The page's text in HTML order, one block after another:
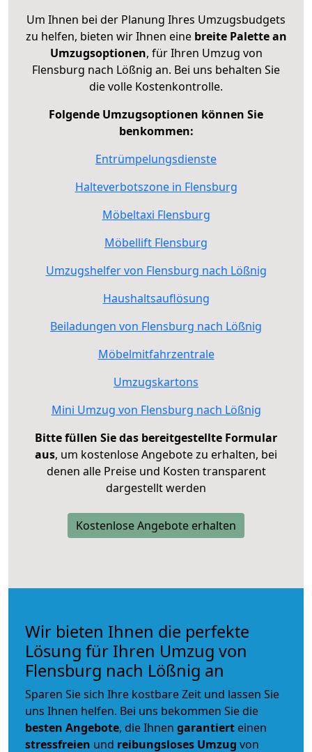
Um Ihnen bei der Planung Ihres Umzugsbudgets
zu helfen, bieten wir Ihnen eine breite Palette an
Umzugsoptionen, für Ihren Umzug von
Flensburg nach Lößnig an. Bei uns behalten Sie
die volle Kostenkontrolle.
Folgende Umzugsoptionen können Sie
benkommen:
Entrümpelungsdienste
Halteverbotszone in Flensburg
Möbeltaxi Flensburg
Möbellift Flensburg
Umzugshelfer von Flensburg nach Lößnig
Haushaltsauflösung
Beiladungen von Flensburg nach Lößnig
Möbelmitfahrzentrale
Umzugskartons
Mini Umzug von Flensburg nach Lößnig
Bitte füllen Sie das bereitgestellte Formular
aus, um kostenlose Angebote zu erhalten, bei
denen alle Preise und Kosten transparent
dargestellt werden
Kostenlose Angebote erhalten
Wir bieten Ihnen die perfekte
Lösung für Ihren Umzug von
Flensburg nach Lößnig an
Sparen Sie sich Ihre kostbare Zeit und lassen Sie
uns Ihnen helfen. Bei uns bekommen Sie die
besten Angebote, die Ihnen garantiert einen
stressfreien und reibungsloses Umzug von